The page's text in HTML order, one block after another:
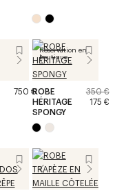
750 €
Réservation en
boutique
ROBE
HÉRITAGE
SPONGY
350 €
175 €